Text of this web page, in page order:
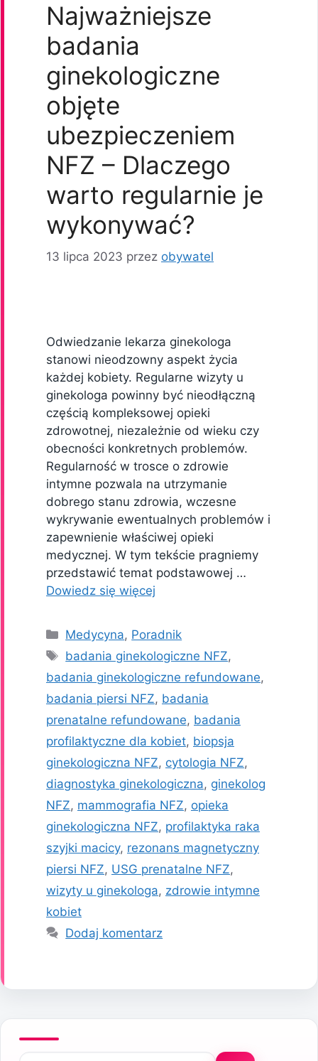
Najważniejsze
badania
ginekologiczne
objęte
ubezpieczeniem
NFZ – Dlaczego
warto regularnie je
wykonywać?
13 lipca 2023 przez obywatel
Odwiedzanie lekarza ginekologa
stanowi nieodzowny aspekt życia
każdej kobiety. Regularne wizyty u
ginekologa powinny być nieodłączną
częścią kompleksowej opieki
zdrowotnej, niezależnie od wieku czy
obecności konkretnych problemów.
Regularność w trosce o zdrowie
intymne pozwala na utrzymanie
dobrego stanu zdrowia, wczesne
wykrywanie ewentualnych problemów i
zapewnienie właściwej opieki
medycznej. W tym tekście pragniemy
przedstawić temat podstawowej …
Dowiedz się więcej
Kategorie
Medycyna, Poradnik
Tagi
badania ginekologiczne NFZ,
badania ginekologiczne refundowane,
badania piersi NFZ, badania
prenatalne refundowane, badania
profilaktyczne dla kobiet, biopsja
ginekologiczna NFZ, cytologia NFZ,
diagnostyka ginekologiczna, ginekolog
NFZ, mammografia NFZ, opieka
ginekologiczna NFZ, profilaktyka raka
szyjki macicy, rezonans magnetyczny
piersi NFZ, USG prenatalne NFZ,
wizyty u ginekologa, zdrowie intymne
kobiet
Dodaj komentarz